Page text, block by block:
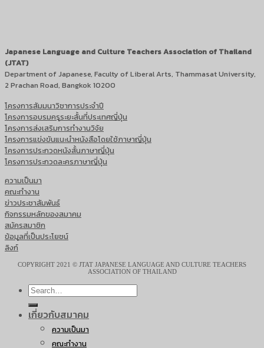
Japanese Language and Culture Teachers Association of Thailand
(JTAT)
Department of Japanese, Faculty of Liberal Arts, Thammasat University,
2 Prachan Road, Bangkok 10200
โครงการสัมมนาวิชาการประจำปี
โครงการอบรมครูระยะสั้นที่ประเทศญี่ปุ่น
โครงการส่งเสริมการทำงานวิจัย
โครงการแข่งขันแนะนำหนังสือโดยใช้ภาษาญี่ปุ่น
โครงการประกวดหนังสั้นภาษาญี่ปุ่น
โครงการประกวดละครภาษาญี่ปุ่น
ความเป็นมา
คณะทำงาน
ข่าวประชาสัมพันธ์
กิจกรรมหลักของสมาคม
สมัครสมาชิก
ข้อมูลที่เป็นประโยชน์
ลิงก์
COPYRIGHT 2021 © JTAT JAPANESE LANGUAGE AND CULTURE TEACHERS
ASSOCIATION OF THAILAND
เกี่ยวกับสมาคม
ความเป็นมา
คณะทำงาน